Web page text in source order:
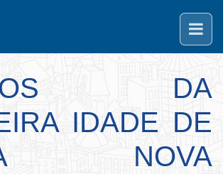
DA
IDADE DE
NOVA